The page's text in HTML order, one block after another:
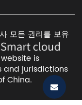
모든 권리를 보유
is
and jurisdictions
China.